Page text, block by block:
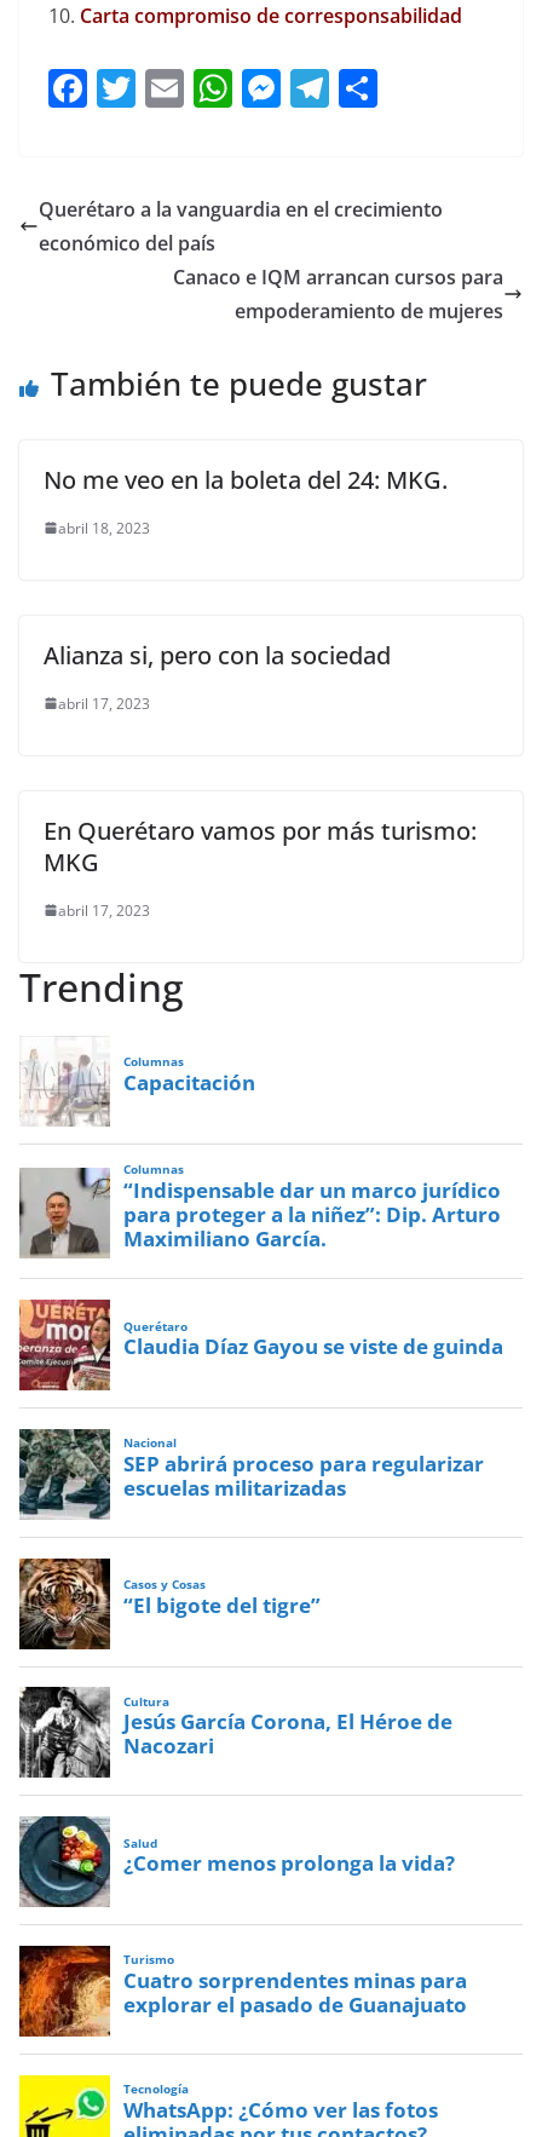
Carta compromiso de corresponsabilidad
F
a
e
b
T
w
er
E
m
l
W
h
s
p
p
M
e
e
g
er
T
el
gr
m
p
tir
Querétaro a la vanguardia en el crecimiento
económico del país
Canaco e IQM arrancan cursos para
empoderamiento de mujeres
También te puede gustar
No me veo en la boleta del 24: MKG.
abril 18, 2023
Alianza si, pero con la sociedad
abril 17, 2023
En Querétaro vamos por más turismo:
MKG
abril 17, 2023
Trending